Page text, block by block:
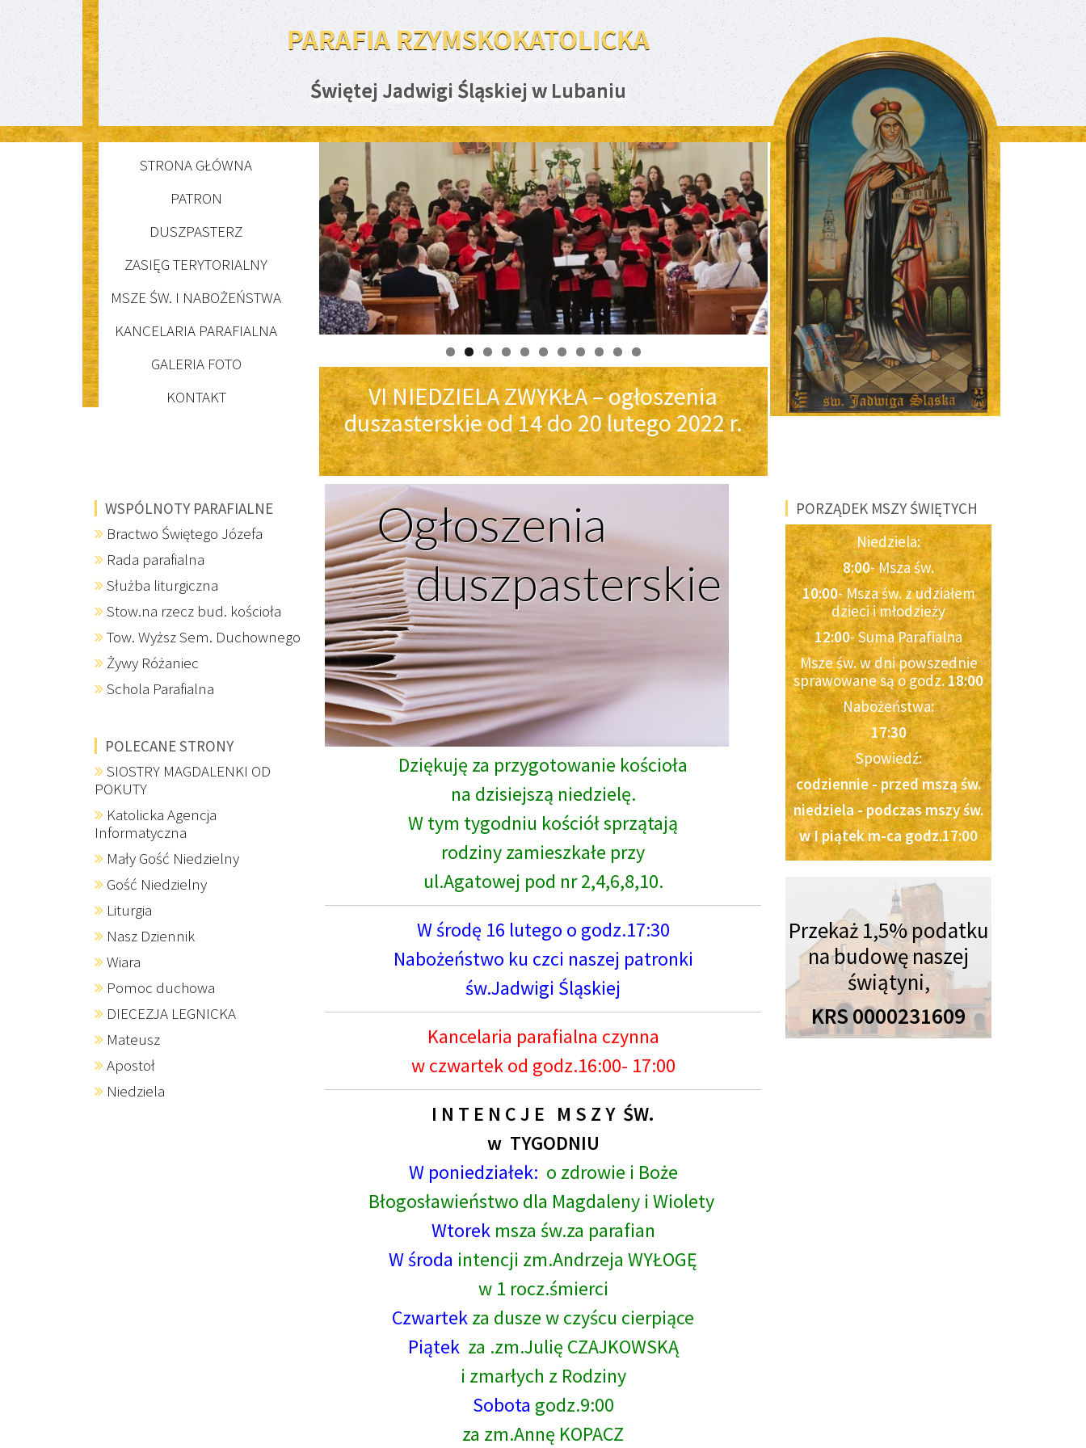
PARAFIA RZYMSKOKATOLICKA
Świętej Jadwigi Śląskiej w Lubaniu
STRONA GŁÓWNA
PATRON
DUSZPASTERZ
ZASIĘG TERYTORIALNY
MSZE ŚW. I NABOŻEŃSTWA
KANCELARIA PARAFIALNA
GALERIA FOTO
KONTAKT
VI NIEDZIELA ZWYKŁA – ogłoszenia
duszasterskie od 14 do 20 lutego 2022 r.
WSPÓLNOTY PARAFIALNE
Bractwo Świętego Józefa
Rada parafialna
Służba liturgiczna
Stow.na rzecz bud. kościoła
Tow. Wyższ Sem. Duchownego
Żywy Różaniec
Schola Parafialna
POLECANE STRONY
SIOSTRY MAGDALENKI OD
POKUTY
Katolicka Agencja
Informatyczna
Mały Gość Niedzielny
Gość Niedzielny
Liturgia
Nasz Dziennik
Wiara
Pomoc duchowa
DIECEZJA LEGNICKA
Mateusz
Apostoł
Niedziela
Dziękuję za przygotowanie kościoła
na dzisiejszą niedzielę.
W tym tygodniu kościół sprzątają
rodziny zamieszkałe przy
ul.Agatowej pod nr 2,4,6,8,10.
W środę 16 lutego o godz.17:30
Nabożeństwo ku czci naszej patronki
św.Jadwigi Śląskiej
Kancelaria parafialna czynna
w czwartek od godz.16:00- 17:00
I N T E N C J E M S Z Y ŚW.
w TYGODNIU
W poniedziałek: o zdrowie i Boże
Błogosławieństwo dla Magdaleny i Wiolety
Wtorekmsza św.za parafian
W środa intencji zm.Andrzeja WYŁOGĘ
w 1 rocz.śmierci
Czwartekza dusze w czyścu cierpiące
Piątek za .zm.Julię CZAJKOWSKĄ
i zmarłych z Rodziny
Sobota godz.9:00
za zm.Annę KOPACZ
PORZĄDEK MSZY ŚWIĘTYCH
Niedziela:
8:00- Msza św.
10:00- Msza św. z udziałem
dzieci i młodzieży
12:00- Suma Parafialna
Msze św. w dni powszednie
sprawowane są o godz.18:00
Nabożeństwa:
17:30
Spowiedź:
codziennie - przed mszą św.
niedziela - podczas mszy św.
w I piątek m-ca godz.17:00
Przekaż 1,5% podatku
na budowę naszej
świątyni,
KRS 0000231609